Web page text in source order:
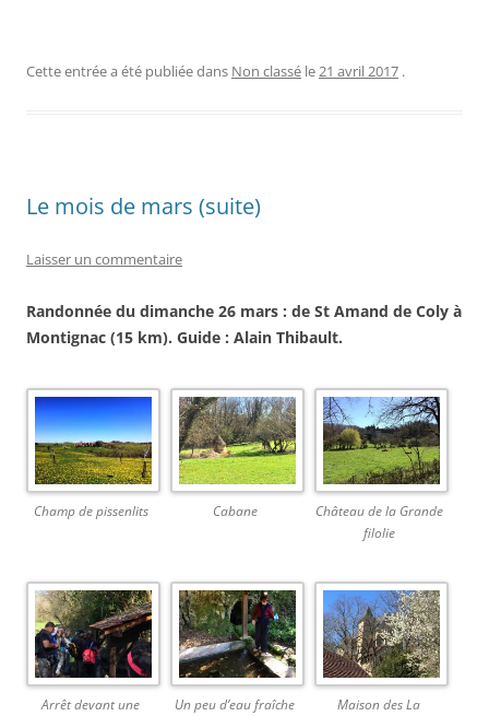
Cette entrée a été publiée dans Non classé le21 avril 2017 .
Le mois de mars (suite)
Laisser un commentaire
Randonnée du dimanche 26 mars : de St Amand de Coly à
Montignac (15 km). Guide : Alain Thibault.
Champ de pissenlits Cabane
Château de la Grande
filolie
Arrêt devant une
Un peu d’eau fraîche
Maison des La